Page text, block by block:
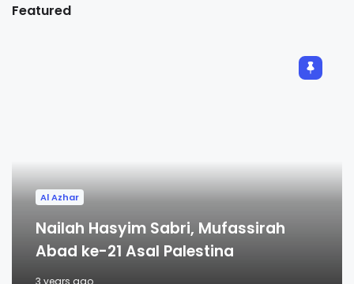
Featured
Al Azhar
Nailah Hasyim Sabri, Mufassirah
Abad ke-21 Asal Palestina
3 years ago